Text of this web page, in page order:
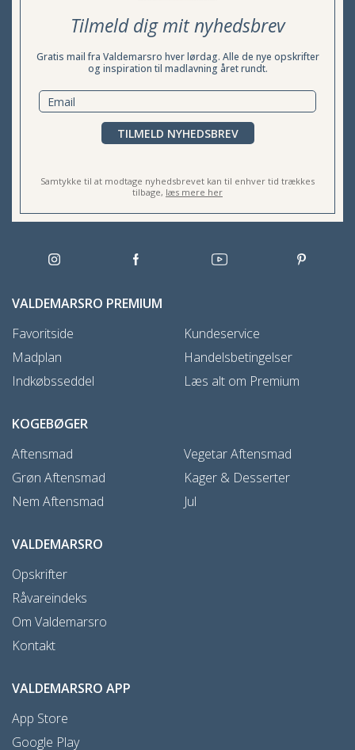
Tilmeld dig mit nyhedsbrev
Gratis mail fra Valdemarsro hver lørdag. Alle de nye opskrifter
og inspiration til madlavning året rundt.
TILMELD NYHEDSBREV
Samtykke til at modtage nyhedsbrevet kan til enhver tid trækkes
tilbage, læs mere her
VALDEMARSRO PREMIUM
Favoritside
Madplan
Indkøbsseddel
Kundeservice
Handelsbetingelser
Læs alt om Premium
KOGEBØGER
Aftensmad
Grøn Aftensmad
Nem Aftensmad
Vegetar Aftensmad
Kager & Desserter
Jul
VALDEMARSRO
Opskrifter
Råvareindeks
Om Valdemarsro
Kontakt
VALDEMARSRO APP
App Store
Google Play